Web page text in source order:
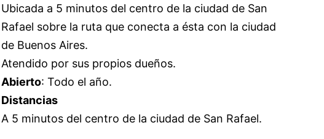
Ubicada a 5 minutos del centro de la ciudad de San
Rafael sobre la ruta que conecta a ésta con la ciudad
de Buenos Aires.
Atendido por sus propios dueños.
Abierto: Todo el año.
Distancias
A 5 minutos del centro de la ciudad de San Rafael.